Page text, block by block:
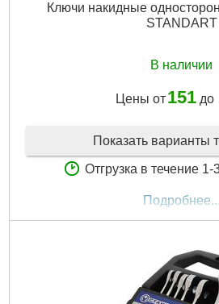
Ключи накидные
STANDART
В наличии
Цены от 151до
Показать варианты
Отгрузка в течение
Подробнее...